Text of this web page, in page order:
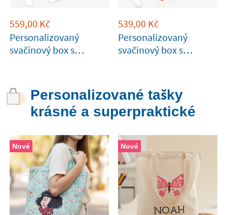
559,00 Kč
Personalizovaný
svačinový box s
539,00 Kč
Personalizovaný
svačinový box s
Personalizované tašky
krásné a superpraktické
Nové Nové